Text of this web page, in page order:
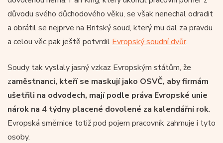
důvodu svého důchodového věku, se však nenechal odradit
a obrátil se nejprve na Britský soud, který mu dal za pravdu
a celou věc pak ještě potvrdil Evropský soudní dvůr.
Soudy tak vyslaly jasný vzkaz Evropským státům, že
zaměstnanci, kteří se maskují jako OSVČ, aby firmám
ušetřili na odvodech, mají podle práva Evropské unie
nárok na 4 týdny placené dovolené za kalendářní rok.
Evropská směrnice totiž pod pojem pracovník zahrnuje i tyto
osoby.